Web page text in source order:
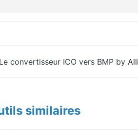
Le convertisseur ICO vers BMP by
similaires